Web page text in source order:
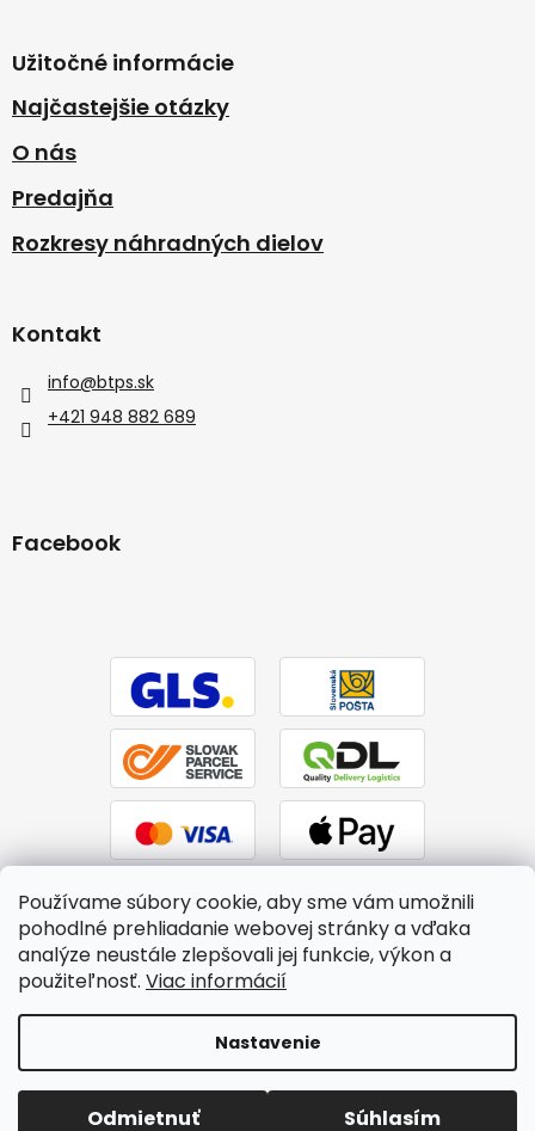
Používame súbory cookie, aby sme vám umožnili
pohodlné prehliadanie webovej stránky a vďaka
analýze neustále zlepšovali jej funkcie, výkon a
použiteľnosť. Viac informácií
Nastavenie
Odmietnuť Súhlasím
Užitočné informácie
Najčastejšie otázky
O nás
Predajňa
Rozkresy náhradných dielov
Kontakt
info@btps.sk
+421 948 882 689
Facebook
Copyright 2026BTPS.sk. Všetky práva vyhradené.Upraviť
nastavenie cookies